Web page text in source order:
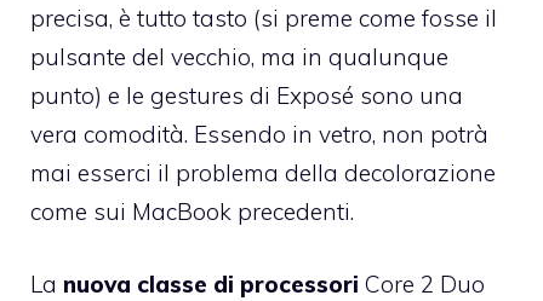
precisa, è tutto tasto (si preme come fosse il
pulsante del vecchio, ma in qualunque
punto) e le gestures di Exposé sono una
vera comodità. Essendo in vetro, non potrà
mai esserci il problema della decolorazione
come sui MacBook precedenti.
La nuova classe di processori Core 2 Duo